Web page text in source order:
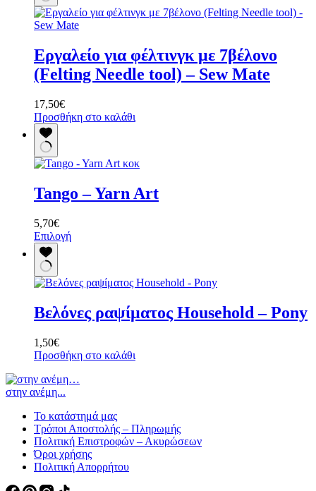
Εργαλείο για φέλτινγκ με 7βέλονο
(Felting Needle tool) – Sew Mate
17,50€
Προσθήκη στο καλάθι
Tango – Yarn Art
5,70€
ΕπιλογήΑυτό
πολλαπλές
Οι
επιλογές
επιλεγούν
σελίδα
προϊόντος
Βελόνες ραψίματος Household – Pony
1,50€
Προσθήκη στο καλάθι
στην ανέμη...
Το κατάστημά μας
Τρόποι Αποστολής – Πληρωμής
Πολιτική Επιστροφών – Ακυρώσεων
Όροι χρήσης
Πολιτική Απορρήτου